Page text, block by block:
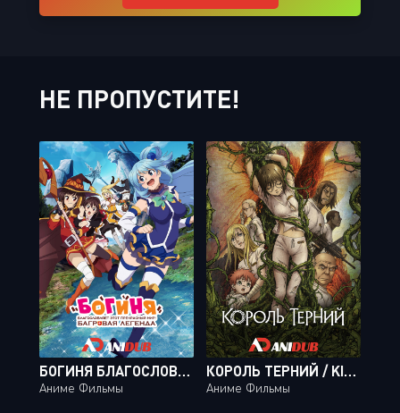
НЕ ПРОПУСТИТЕ!
БОГИНЯ БЛАГОСЛОВЛЯЕТ ЭТОТ ПРЕКРАСНЫЙ МИР! БАГРОВАЯ ЛЕГЕНДА / KONO SUBARASHII SEKAI NI SHUKUFUKU O! KURENAI DENSETSU
Аниме Фильмы
КОРОЛЬ ТЕРНИЙ / KING OF THORN / IBARA NO OU
Аниме Фильмы